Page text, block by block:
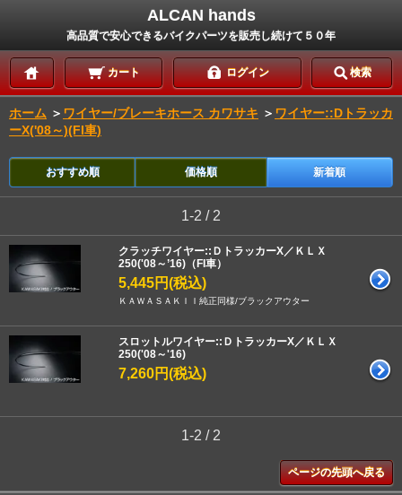
ALCAN hands
高品質で安心できるバイクパーツを販売し続けて５０年
カート ログイン 検索
ホーム ＞ ワイヤー/ブレーキホース カワサキ ＞ ワイヤー::Dトラッカ
ーX('08～)(FI車)
おすすめ順 価格順 新着順
1-2 / 2
クラッチワイヤー::ＤトラッカーX／ＫＬＸ
250('08～’16)（FI車）
5,445円(税込)
ＫＡＷＡＳＡＫＩＩ純正同様/ブラックアウター
スロットルワイヤー::ＤトラッカーX／ＫＬＸ
250('08～'16)
7,260円(税込)
1-2 / 2
ページの先頭へ戻る